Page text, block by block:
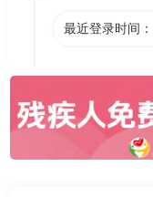
最近登录时间